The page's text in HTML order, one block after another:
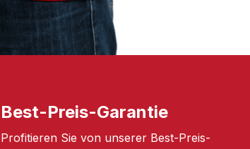
Best-Preis-Garantie
Profitieren Sie von unserer Best-Preis-